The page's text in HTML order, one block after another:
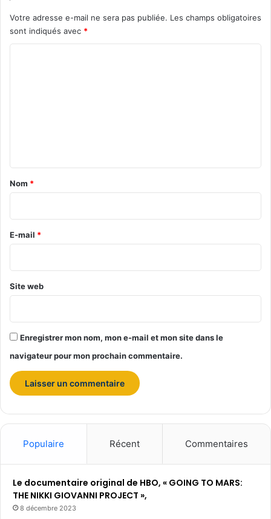
Votre adresse e-mail ne sera pas publiée. Les champs obligatoires
sont indiqués avec *
a
r
e
Nom *
E-mail *
Site web
Enregistrer mon nom, mon e-mail et mon site dans le
navigateur pour mon prochain commentaire.
Populaire Récent Commentaires
Le documentaire original de HBO, « GOING TO MARS:
THE NIKKI GIOVANNI PROJECT »,
8 décembre 2023